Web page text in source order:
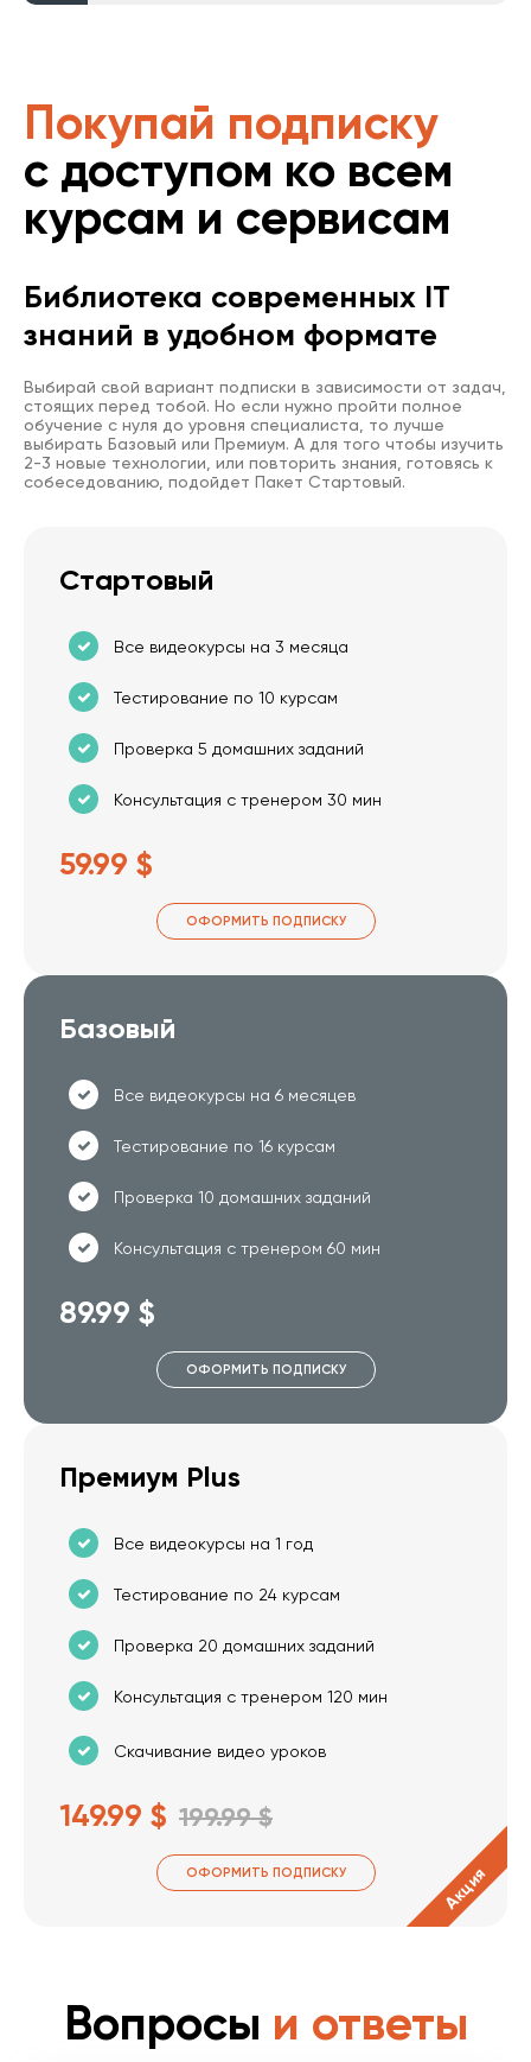
Покупай подписку
с доступом ко всем
курсам и сервисам
Библиотека современных IT
знаний в удобном формате
Выбирай свой вариант подписки в зависимости от задач,
стоящих перед тобой. Но если нужно пройти полное
обучение с нуля до уровня специалиста, то лучше
выбирать Базовый или Премиум. А для того чтобы изучить
2-3 новые технологии, или повторить знания, готовясь к
собеседованию, подойдет Пакет Стартовый.
Стартовый
Все видеокурсы на 3 месяца
Тестирование по 10 курсам
Проверка 5 домашних заданий
Консультация с тренером 30 мин
59.99 $
ОФОРМИТЬ ПОДПИСКУ
Базовый
Все видеокурсы на 6 месяцев
Тестирование по 16 курсам
Проверка 10 домашних заданий
Консультация с тренером 60 мин
89.99 $
ОФОРМИТЬ ПОДПИСКУ
Премиум Plus
Все видеокурсы на 1 год
Тестирование по 24 курсам
Проверка 20 домашних заданий
Консультация с тренером 120 мин
Скачивание видео уроков
149.99 $ 199.99 $
ОФОРМИТЬ ПОДПИСКУ Акция
Вопросы и ответы